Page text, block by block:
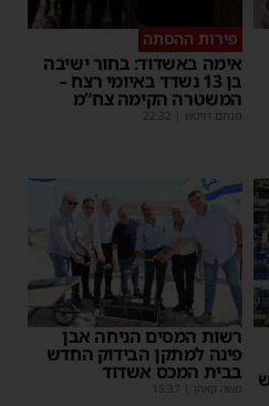
פירות ההסתה
אימה באשדוד: בחור ישיבה
בן 13 נשדד באיומי רצח –
המשטרה הקימה צח”מ
מנחם דויטש |
22:32
רשות המסים הניחה אבן
פינה למתקן הבידוק החדש
בבית המכס אשדוד
משה קאהן |
15:37